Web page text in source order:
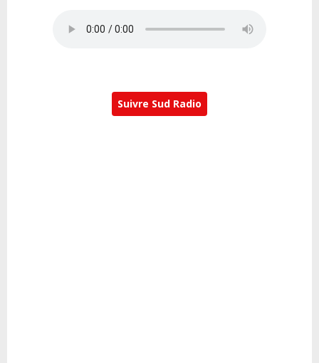
Suivre Sud Radio